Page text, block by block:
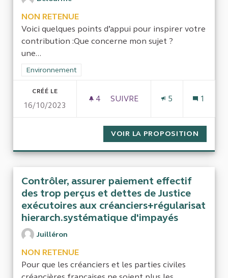
NON RETENUE
Voici quelques points d’appui pour inspirer votre
contribution :Que concerne mon sujet ?
une...
Filtrer les résultats de la catégorie : Environnement
Environnement
CRÉÉ LE
16/10/2023
4 4 ABONNÉS
SUIVRE
5 1
VOIR LA PROPOSITION
Contrôler, assurer paiement effectif
des trop perçus et dettes de Justice
exécutoires aux créanciers+régularisat
hierarch.systématique d'impayés
Juilléron
NON RETENUE
Pour que les créanciers et les parties civiles